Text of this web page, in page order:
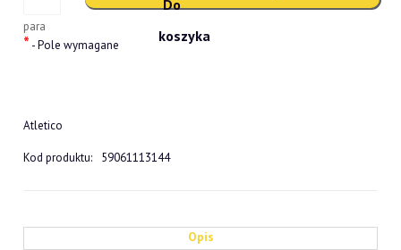
para
* - Pole wymagane
Atletico
Kod produktu: 59061113144
Opis